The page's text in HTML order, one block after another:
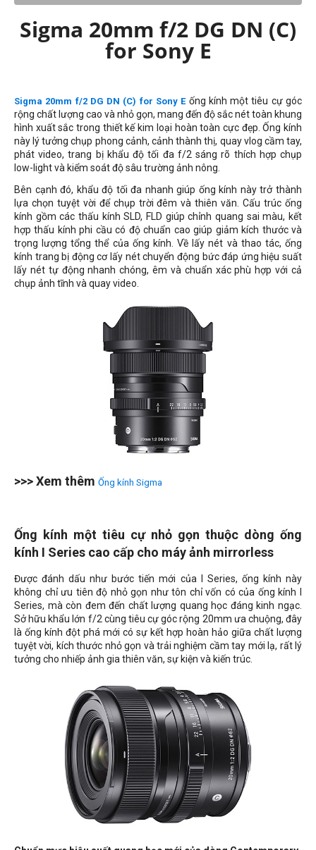
Sigma 20mm f/2 DG DN (C)
for Sony E
Sigma 20mm f/2 DG DN (C) for Sony Eống kính một tiêu cự góc
rộng chất lượng cao và nhỏ gọn, mang đến độ sắc nét toàn khung
hình xuất sắc trong thiết kế kim loại hoàn toàn cực đẹp. Ống kính
này lý tưởng chụp phong cảnh, cảnh thành thị, quay vlog cầm tay,
phát video, trang bị khẩu độ tối đa f/2 sáng rõ thích hợp chụp
low-light và kiểm soát độ sâu trường ảnh nông.
Bên cạnh đó, khẩu độ tối đa nhanh giúp ống kính này trở thành
lựa chọn tuyệt vời để chụp trời đêm và thiên văn. Cấu trúc ống
kính gồm các thấu kính SLD, FLD giúp chỉnh quang sai màu, kết
hợp thấu kính phi cầu có độ chuẩn cao giúp giảm kích thước và
trọng lượng tổng thể của ống kính. Về lấy nét và thao tác, ống
kính trang bị động cơ lấy nét chuyển động bức đáp ứng hiệu suất
lấy nét tự động nhanh chóng, êm và chuẩn xác phù hợp với cả
chụp ảnh tĩnh và quay video.
>>> Xem thêm Ống kính Sigma
Ống kính một tiêu cự nhỏ gọn thuộc dòng ống
kính I Series cao cấp cho máy ảnh mirrorless
Được đánh dấu như bước tiến mới của I Series, ống kính này
không chỉ ưu tiên độ nhỏ gọn như tôn chỉ vốn có của ống kính I
Series, mà còn đem đến chất lượng quang học đáng kinh ngạc.
Sở hữu khẩu lớn f/2 cùng tiêu cự góc rộng 20mm ưa chuộng, đây
là ống kính đột phá mới có sự kết hợp hoàn hảo giữa chất lượng
tuyệt vời, kích thước nhỏ gọn và trải nghiệm cầm tay mới lạ, rất lý
tưởng cho nhiếp ảnh gia thiên văn, sự kiện và kiến trúc.